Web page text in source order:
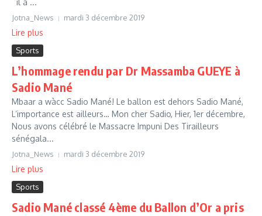
il a ...
Jotna_News mardi 3 décembre 2019
Lire plus
Sports
L’hommage rendu par Dr Massamba GUEYE à
Sadio Mané
Mbaar a wàcc Sadio Mané! Le ballon est dehors Sadio Mané,
L’importance est ailleurs… Mon cher Sadio, Hier, 1er décembre,
Nous avons célébré le Massacre Impuni Des Tirailleurs
sénégala...
Jotna_News mardi 3 décembre 2019
Lire plus
Sports
Sadio Mané classé 4ème du Ballon d’Or a pris